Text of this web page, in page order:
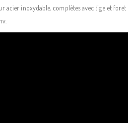
acier inoxydable, complètes avec tige et foret